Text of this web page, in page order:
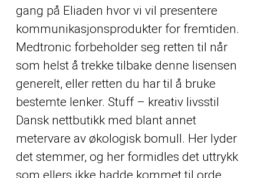
gang på Eliaden hvor vi vil presentere
kommunikasjonsprodukter for fremtiden.
Medtronic forbeholder seg retten til når
som helst å trekke tilbake denne lisensen
generelt, eller retten du har til å bruke
bestemte lenker. Stuff – kreativ livsstil
Dansk nettbutikk med blant annet
metervare av økologisk bomull. Her lyder
det stemmer, og her formidles det uttrykk
som ellers ikke hadde kommet til orde.